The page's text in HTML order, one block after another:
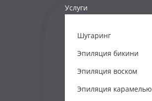
Услуги
Шугаринг
Эпиляция бикини
Эпиляция воском
Эпиляция карамелью